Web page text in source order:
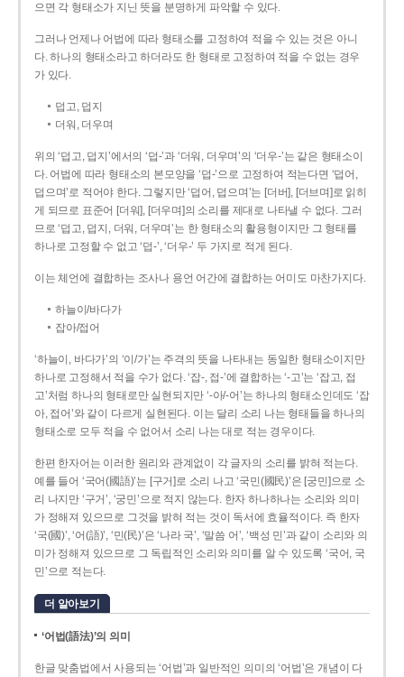
으면 각 형태소가 지닌 뜻을 분명하게 파악할 수 있다.
그러나 언제나 어법에 따라 형태소를 고정하여 적을 수 있는 것은 아니
다. 하나의 형태소라고 하더라도 한 형태로 고정하여 적을 수 없는 경우
가 있다.
덥고, 덥지
더워, 더우며
위의 ‘덥고, 덥지’에서의 ‘덥-­’과 ‘더워, 더우며’의 ‘더우-­’는 같은 형태소이
다. 어법에 따라 형태소의 본모양을 ‘덥-­’으로 고정하여 적는다면 ‘덥어,
덥으며’로 적어야 한다. 그렇지만 ‘덥어, 덥으며’는 [더버], [더브며]로 읽히
게 되므로 표준어 [더워], [더우며]의 소리를 제대로 나타낼 수 없다. 그러
므로 ‘덥고, 덥지, 더워, 더우며’는 한 형태소의 활용형이지만 그 형태를
하나로 고정할 수 없고 ‘덥-’, ‘더우-’ 두 가지로 적게 된다.
이는 체언에 결합하는 조사나 용언 어간에 결합하는 어미도 마찬가지다.
하늘이/바다가
잡아/접어
‘하늘이, 바다가’의 ‘이/가’는 주격의 뜻을 나타내는 동일한 형태소이지만
하나로 고정해서 적을 수가 없다. ‘잡-, 접-’에 결합하는 ‘-고’는 ‘잡고, 접
고’처럼 하나의 형태로만 실현되지만 ‘-아/-어’는 하나의 형태소인데도 ‘잡
아, 접어’와 같이 다르게 실현된다. 이는 달리 소리 나는 형태들을 하나의
형태소로 모두 적을 수 없어서 소리 나는 대로 적는 경우이다.
한편 한자어는 이러한 원리와 관계없이 각 글자의 소리를 밝혀 적는다.
예를 들어 ‘국어(國語)’는 [구거]로 소리 나고 ‘국민(國民)’은 [궁민]으로 소
리 나지만 ‘구거’, ‘궁민’으로 적지 않는다. 한자 하나하나는 소리와 의미
가 정해져 있으므로 그것을 밝혀 적는 것이 독서에 효율적이다. 즉 한자
‘국(國)’, ‘어(語)’, ‘민(民)’은 ‘나라 국’, ‘말씀 어’, ‘백성 민’과 같이 소리와 의
미가 정해져 있으므로 그 독립적인 소리와 의미를 알 수 있도록 ‘국어, 국
민’으로 적는다.
더 알아보기
‘어법(語法)’의 의미
한글 맞춤법에서 사용되는 ‘어법’과 일반적인 의미의 ‘어법’은 개념이 다